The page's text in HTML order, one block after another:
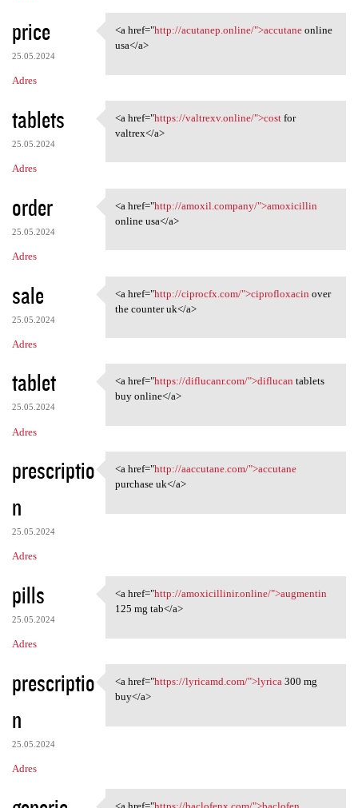
price
25.05.2024
Adres
<a href="http://acutanep
<a href="http://acutanep.online/">accutaneonline
usa</a>
tablets
25.05.2024
Adres
<a href="https://valtrexv
<a href="https://valtrexv.online/">costfor
valtrex</a>
order
25.05.2024
Adres
<a href="http://amoxil
<a href="http://amoxil.company/">amoxicillin
online usa</a>
sale
25.05.2024
Adres
<a href="http://ciprocfx.com/
<a href="http://ciprocfx.com/">ciprofloxacin over
the counter uk</a>
tablet
25.05.2024
Adres
<a href="https://diflucanr
<a href="https://diflucanr.com/">diflucan tablets
buy online</a>
prescriptio
n
25.05.2024
Adres
<a href="http://aaccutane.com
<a href="http://aaccutane.com/">accutane
purchase uk</a>
pills
25.05.2024
Adres
<a href="http://amoxicillinir
<a href="http://amoxicillinir.online/">augmentin
125 mg tab</a>
prescriptio
n
25.05.2024
Adres
<a href="https://lyricamd.com
<a href="https://lyricamd.com/">lyrica 300 mg
buy</a>